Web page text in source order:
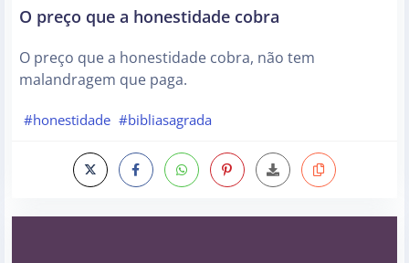
O preço que a honestidade cobra
O preço que a honestidade cobra, não tem
malandragem que paga.
#honestidade #bibliasagrada